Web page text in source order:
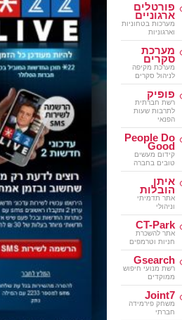
פורטלים
ארגוניים
מערכות בטחוניות
וארגוניות
מערכת
סקרים
מערכת מקיפה
לניהול סקרים
פופיק
רשת חברתית
לתרבות שעות
הפנאי
People Do
Good
קידום מעשים
טובים בחברה
איתן
הובלות
אתר תדמיתי
וניהולי
CT-Park
אתר להשכרת
חניות וטרמפים
Gsearch
רשת מנועי חיפוש
ממוקדים
Joint7
משחק פירמידה
חברתי